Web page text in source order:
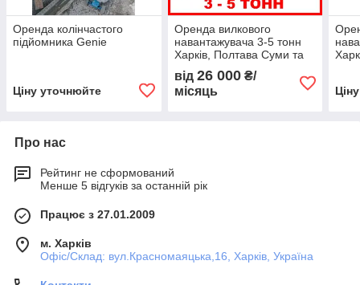
Оренда колінчастого
підйомника Genie
Ціну уточнюйте
Оренда вилкового
навантажувача 3-5 тонн
Харків, Полтава Суми та
ін.
від 26 000₴/
місяць
Про нас
Рейтинг не сформований
Менше 5 відгуків за останній рік
Працює з 27.01.2009
м. Харків
Офіс/Склад: вул.Красномаяцька,16, Харків, Україна